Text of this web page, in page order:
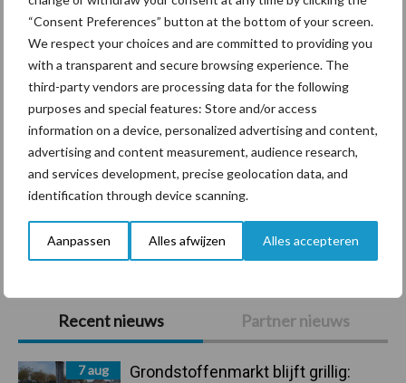
“Consent Preferences” button at the bottom of your screen.
We respect your choices and are committed to providing you
with a transparent and secure browsing experience. The
third-party vendors are processing data for the following
purposes and special features: Store and/or access
information on a device, personalized advertising and content,
advertising and content measurement, audience research,
and services development, precise geolocation data, and
identification through device scanning.
Aanpassen Alles afwijzen Alles accepteren
Primaire
Sidebar
Recent nieuws Partner nieuws
7 aug
Grondstoffenmarkt blijft grillig:
Diergezondheid Bemesting Fokkerij
Mastitis Hittestress
Toon meer